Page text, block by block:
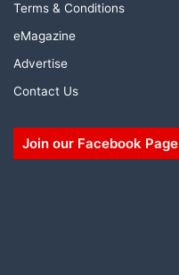
Terms & Conditions
eMagazine
Advertise
Contact Us
Join our Facebook Page